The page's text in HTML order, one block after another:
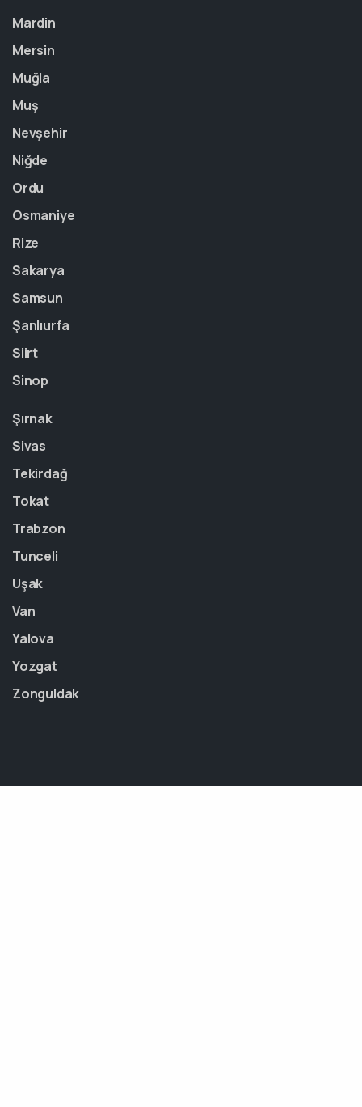
Mardin
Mersin
Muğla
Muş
Nevşehir
Niğde
Ordu
Osmaniye
Rize
Sakarya
Samsun
Şanlıurfa
Siirt
Sinop
Şırnak
Sivas
Tekirdağ
Tokat
Trabzon
Tunceli
Uşak
Van
Yalova
Yozgat
Zonguldak